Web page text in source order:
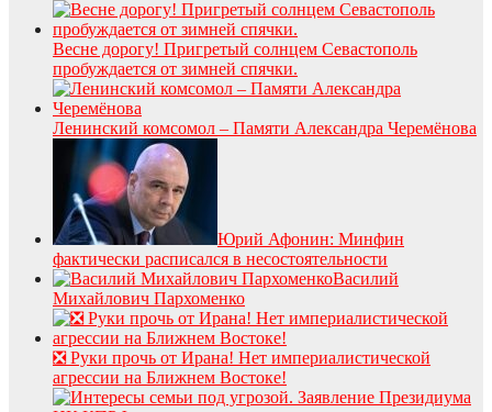
Весне дорогу! Пригретый солнцем Севастополь
пробуждается от зимней спячки.
Ленинский комсомол – Памяти Александра Черемёнова
Юрий Афонин: Минфин
фактически расписался в несостоятельности
Василий
Михайлович Пархоменко
❎ Руки прочь от Ирана! Нет империалистической
агрессии на Ближнем Востоке!